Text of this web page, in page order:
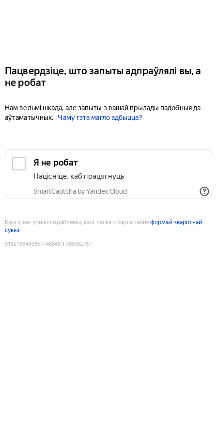
Пацвердзіце, што запыты адпраўлялі вы, а
не робат
Нам вельмі шкада, але запыты з вашай прылады падобныя да
аўтаматычных.
Чаму гэта магло адбыцца?
Я не робат
Націсніце, каб працягнуць
SmartCaptcha by Yandex Cloud
Калі ў вас узніклі праблемы, калі ласка, скарыстайцеформай зваротнай
сувязі
9182193499357748840:1786092787